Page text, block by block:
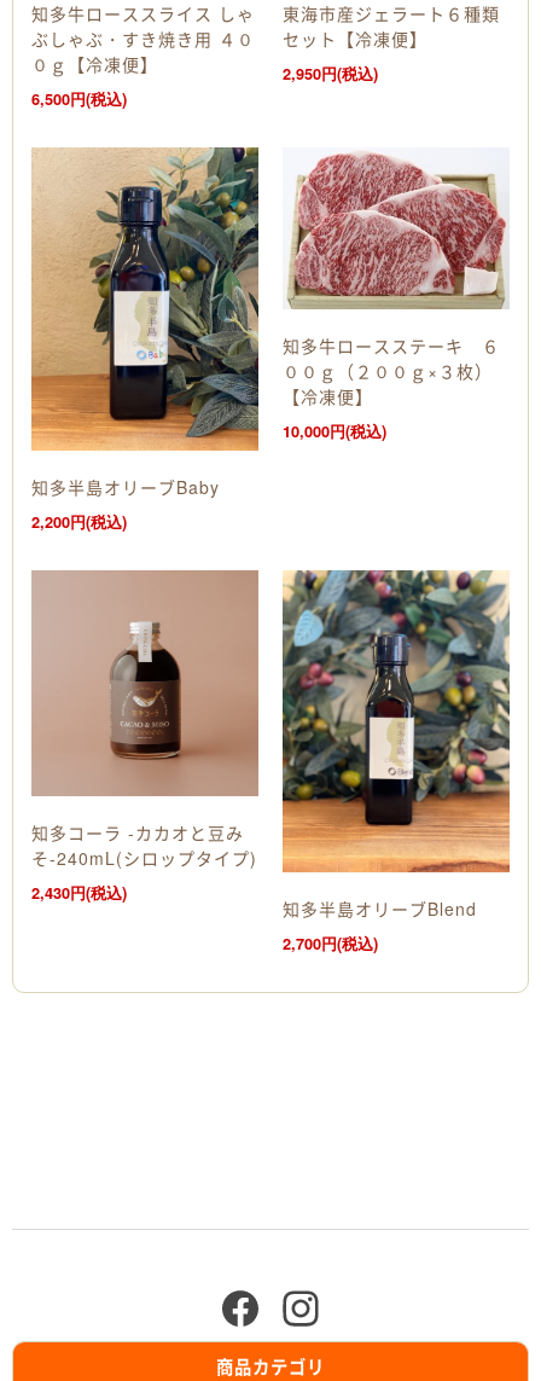
知多牛ローススライス しゃ
ぶしゃぶ・すき焼き用 ４０
０ｇ【冷凍便】
6,500円(税込)
東海市産ジェラート６種類
セット【冷凍便】
2,950円(税込)
知多半島オリーブBaby
2,200円(税込)
知多牛ロースステーキ ６
００ｇ（２００ｇ×３枚）
【冷凍便】
10,000円(税込)
知多コーラ -カカオと豆み
そ-240mL(シロップタイプ)
2,430円(税込)
知多半島オリーブBlend
2,700円(税込)
商品カテゴリ